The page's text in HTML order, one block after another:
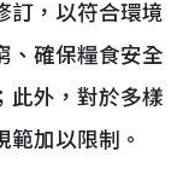
訂，以符合環境
、確保糧食安全
此外，對於多樣
加以限制。